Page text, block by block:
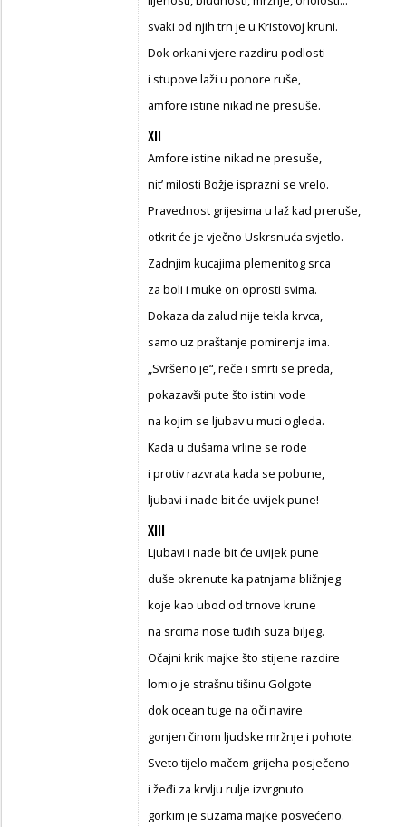
svaki od njih trn je u Kristovoj kruni.
Dok orkani vjere razdiru podlosti
i stupove laži u ponore ruše,
amfore istine nikad ne presuše.
XII
Amfore istine nikad ne presuše,
nit’ milosti Božje isprazni se vrelo.
Pravednost grijesima u laž kad preruše,
otkrit će je vječno Uskrsnuća svjetlo.
Zadnjim kucajima plemenitog srca
za boli i muke on oprosti svima.
Dokaza da zalud nije tekla krvca,
samo uz praštanje pomirenja ima.
„Svršeno je“, reče i smrti se preda,
pokazavši pute što istini vode
na kojim se ljubav u muci ogleda.
Kada u dušama vrline se rode
i protiv razvrata kada se pobune,
ljubavi i nade bit će uvijek pune!
XIII
Ljubavi i nade bit će uvijek pune
duše okrenute ka patnjama bližnjeg
koje kao ubod od trnove krune
na srcima nose tuđih suza biljeg.
Očajni krik majke što stijene razdire
lomio je strašnu tišinu Golgote
dok ocean tuge na oči navire
gonjen činom ljudske mržnje i pohote.
Sveto tijelo mačem grijeha posječeno
i žeđi za krvlju rulje izvrgnuto
gorkim je suzama majke posvećeno.